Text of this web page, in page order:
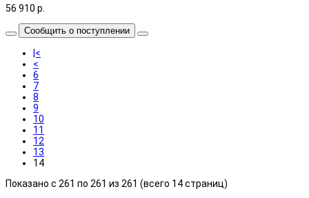
56 910 р.
Сообщить о поступлении
|<
<
6
7
8
9
10
11
12
13
14
Показано с 261 по 261 из 261 (всего 14 страниц)